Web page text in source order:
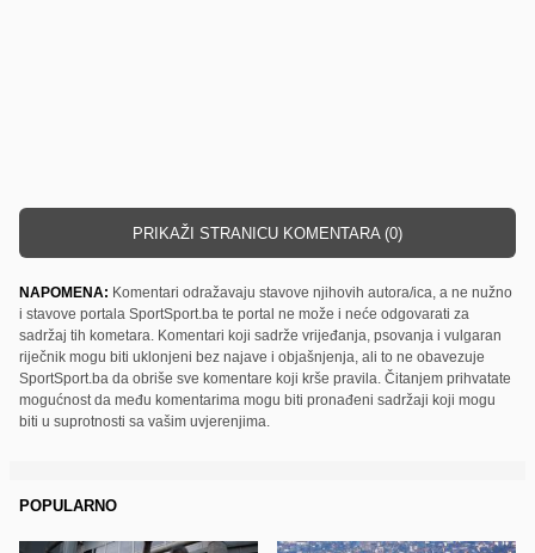
PRIKAŽI STRANICU KOMENTARA (0)
NAPOMENA: Komentari odražavaju stavove njihovih autora/ica, a ne nužno
i stavove portala SportSport.ba te portal ne može i neće odgovarati za
sadržaj tih kometara. Komentari koji sadrže vrijeđanja, psovanja i vulgaran
riječnik mogu biti uklonjeni bez najave i objašnjenja, ali to ne obavezuje
SportSport.ba da obriše sve komentare koji krše pravila. Čitanjem prihvatate
mogućnost da među komentarima mogu biti pronađeni sadržaji koji mogu
biti u suprotnosti sa vašim uvjerenjima.
POPULARNO